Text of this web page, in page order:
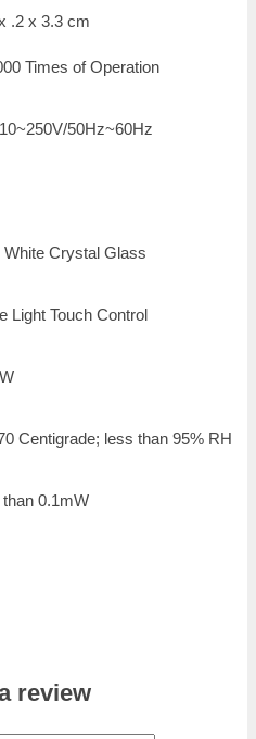
.2 x 3.3 cm
Times of Operation
50Hz~60Hz
White Crystal Glass
Light Touch Control
Centigrade; less than 95% RH
0.1mW
review